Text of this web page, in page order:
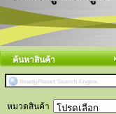
ค้นหาสินค้า
หมวดสินค้า